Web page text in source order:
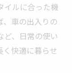
イルに合った機
、車の出入りの
ど、日常の使い
快適に暮らせ